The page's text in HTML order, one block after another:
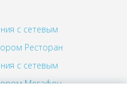
с сетевым
Ресторан
с сетевым
Мегафон